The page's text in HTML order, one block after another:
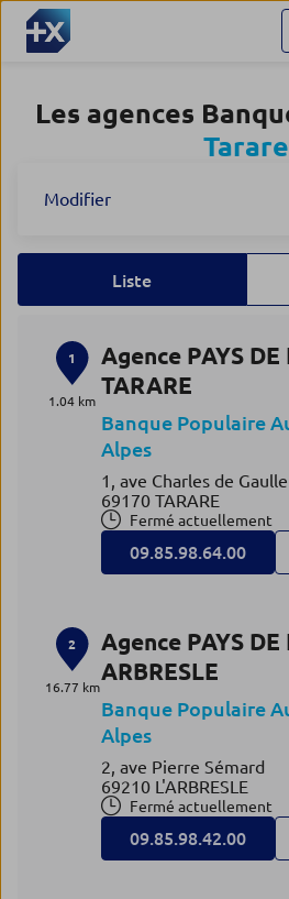
Les agences
Tarare
Modifier
Liste
1
1.04 km
Agence PAYS
TARARE
Banque Populaire
Alpes
1, ave Charles de Gaulle
69170 TARARE
Fermé actuellement
09.85.98.64.00
2
16.77 km
Agence PAYS
ARBRESLE
Banque Populaire
Alpes
2, ave Pierre Sémard
69210 L'ARBRESLE
Fermé actuellement
09.85.98.42.00